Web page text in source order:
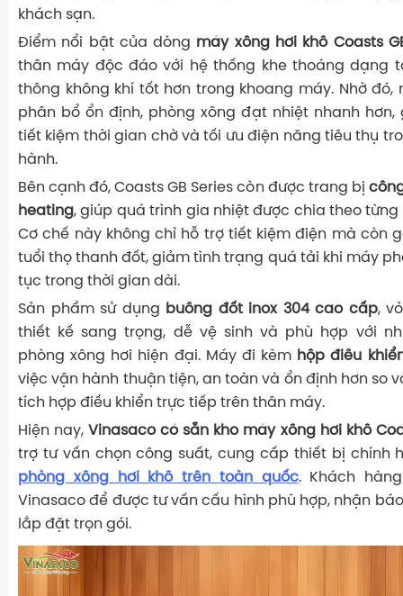
khách sạn.
Điểm nổi bật của dòng máy xông hơi khô Coasts
thân máy độc đáo với hệ thống khe thoáng dạng
thông không khí tốt hơn trong khoang máy. Nhờ đó,
phân bổ ổn định, phòng xông đạt nhiệt nhanh hơn,
tiết kiệm thời gian chờ và tối ưu điện năng tiêu thụ
hành.
Bên cạnh đó, Coasts GB Series còn được trang bị
heating, giúp quá trình gia nhiệt được chia theo từng
Cơ chế này không chỉ hỗ trợ tiết kiệm điện mà còn
tuổi thọ thanh đốt, giảm tình trạng quá tải khi máy
tục trong thời gian dài.
Sản phẩm sử dụng buồng đốt inox 304 cao cấp,
thiết kế sang trọng, dễ vệ sinh và phù hợp với
phòng xông hơi hiện đại. Máy đi kèm hộp điều
việc vận hành thuận tiện, an toàn và ổn định hơn so
tích hợp điều khiển trực tiếp trên thân máy.
Hiện nay,Vinasaco có sẵn kho máy xông hơi khô
trợ tư vấn chọn công suất, cung cấp thiết bị chính
phòng xông hơi khô trên toàn quốc. Khách
Vinasaco để được tư vấn cấu hình phù hợp, nhận
lắp đặt trọn gói.